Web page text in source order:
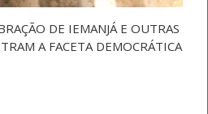
DE IEMANJÁ E OUTRAS
A FACETA DEMOCRÁTICA